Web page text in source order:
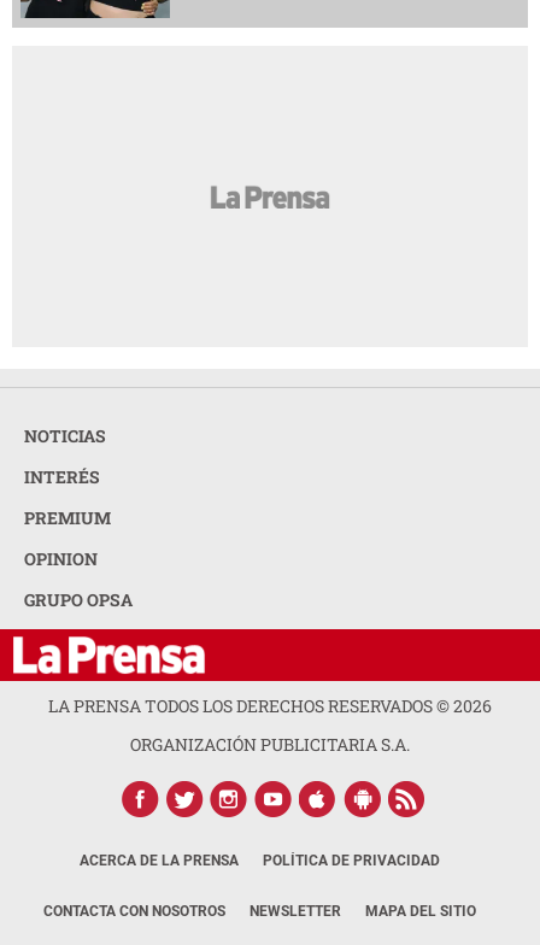
NOTICIAS
INTERÉS
PREMIUM
OPINION
GRUPO OPSA
LA PRENSA TODOS LOS DERECHOS RESERVADOS ©2026
ORGANIZACIÓN PUBLICITARIA S.A.
ACERCA DE LA PRENSA POLÍTICA DE PRIVACIDAD
CONTACTA CON NOSOTROS NEWSLETTER MAPA DEL SITIO